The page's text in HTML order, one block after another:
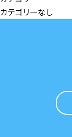
カテゴリーなし